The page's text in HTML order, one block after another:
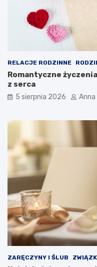
RELACJE RODZINNE
Romantyczne
z serca
5 sierpnia 2026 Anna
ZARĘCZYNY I ŚLUB